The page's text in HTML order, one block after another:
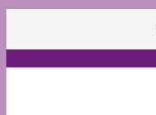
to
content